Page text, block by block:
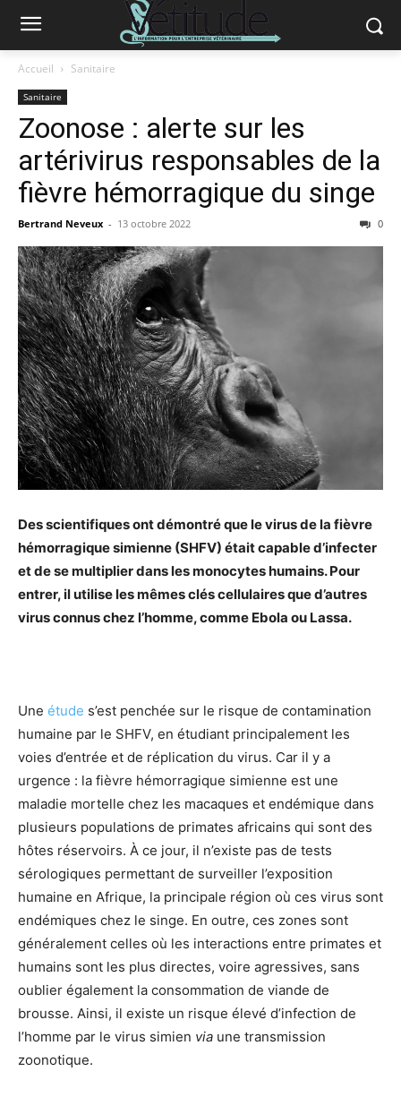
Accueil Sanitaire
Sanitaire
Zoonose : alerte sur les
artérivirus responsables de la
fièvre hémorragique du singe
Bertrand Neveux - 13 octobre 2022 0
Des scientifiques ont démontré que le virus de la fièvre
hémorragique simienne (SHFV) était capable d’infecter
et de se multiplier dans les monocytes humains. Pour
entrer, il utilise les mêmes clés cellulaires que d’autres
virus connus chez l’homme, comme Ebola ou Lassa.
Une étude s’est penchée sur le risque de contamination
humaine par le SHFV, en étudiant principalement les
voies d’entrée et de réplication du virus. Car il y a
urgence : la fièvre hémorragique simienne est une
maladie mortelle chez les macaques et endémique dans
plusieurs populations de primates africains qui sont des
hôtes réservoirs. À ce jour, il n’existe pas de tests
sérologiques permettant de surveiller l’exposition
humaine en Afrique, la principale région où ces virus sont
endémiques chez le singe. En outre, ces zones sont
généralement celles où les interactions entre primates et
humains sont les plus directes, voire agressives, sans
oublier également la consommation de viande de
brousse. Ainsi, il existe un risque élevé d’infection de
l’homme par le virus simien via une transmission
zoonotique.